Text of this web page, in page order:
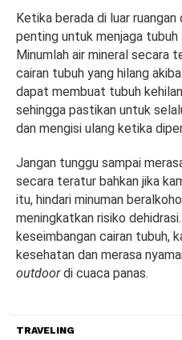
Ketika berada di luar
penting untuk menjaga
Minumlah air mineral secara
cairan tubuh yang hilang
dapat membuat tubuh
sehingga pastikan untuk
dan mengisi ulang ketika
Jangan tunggu sampai
secara teratur bahkan jika
itu, hindari minuman
meningkatkan risiko
keseimbangan cairan tubuh,
kesehatan dan merasa
outdoordi cuaca panas.
TRAVELING